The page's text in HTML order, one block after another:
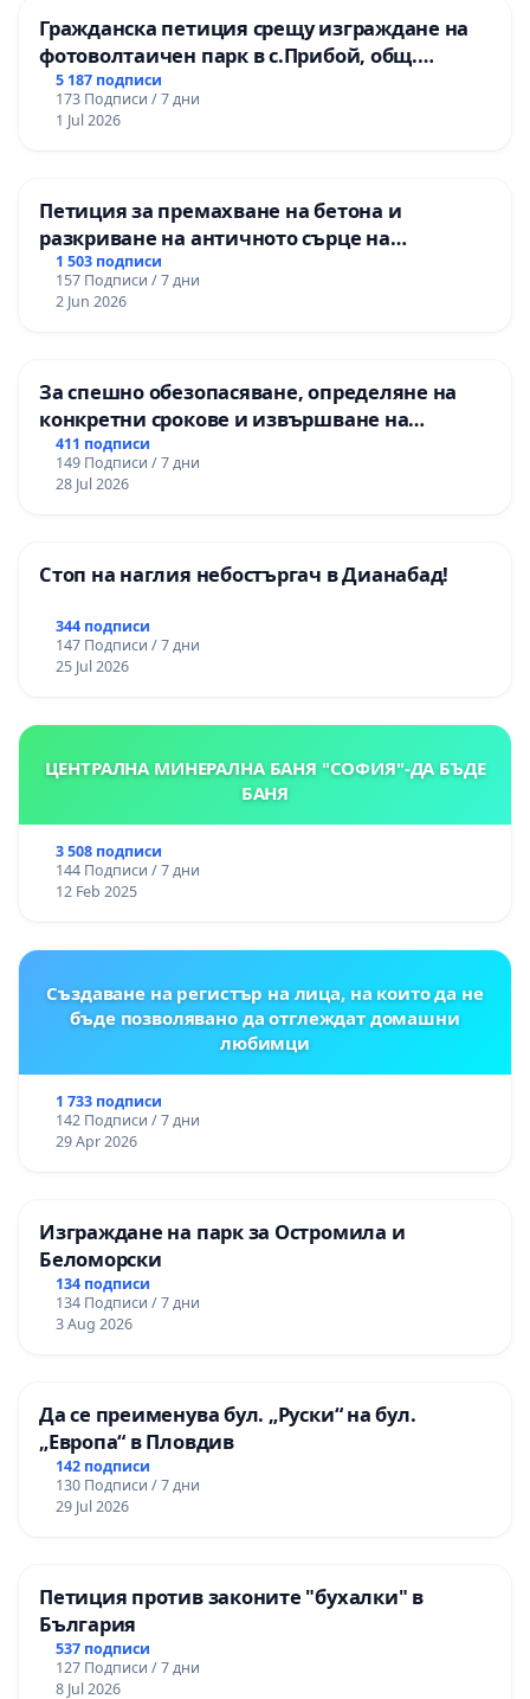
Гражданска петиция срещу изграждане на
фотоволтаичен парк в с.Прибой, общ.
Радомир
5 187 подписи
173 Подписи / 7 дни
1 Jul 2026
Петиция за премахване на бетона и
разкриване на античното сърце на
Могиланската могила във Враца
1 503 подписи
157 Подписи / 7 дни
2 Jun 2026
За спешно обезопасяване, определяне на
конкретни срокове и извършване на
цялостна рехабилитация на
републиканския път между пътен възел АМ
„Тракия“ - гр. Ихтиман - с. Мирово - к.к.
411 подписи
149 Подписи / 7 дни
28 Jul 2026
Стоп на наглия небостъргач в Дианабад!
344 подписи
147 Подписи / 7 дни
25 Jul 2026
ЦЕНТРАЛНА МИНЕРАЛНА БАНЯ "СОФИЯ"-ДА БЪДЕ
БАНЯ
3 508 подписи
144 Подписи / 7 дни
12 Feb 2025
Създаване на регистър на лица, на които да не
бъде позволявано да отглеждат домашни
любимци
1 733 подписи
142 Подписи / 7 дни
29 Apr 2026
Изграждане на парк за Остромила и
Беломорски
134 подписи
134 Подписи / 7 дни
3 Aug 2026
Да се преименува бул. „Руски“ на бул.
„Европа“ в Пловдив
142 подписи
130 Подписи / 7 дни
29 Jul 2026
Петиция против законите "бухалки" в
България
537 подписи
127 Подписи / 7 дни
8 Jul 2026